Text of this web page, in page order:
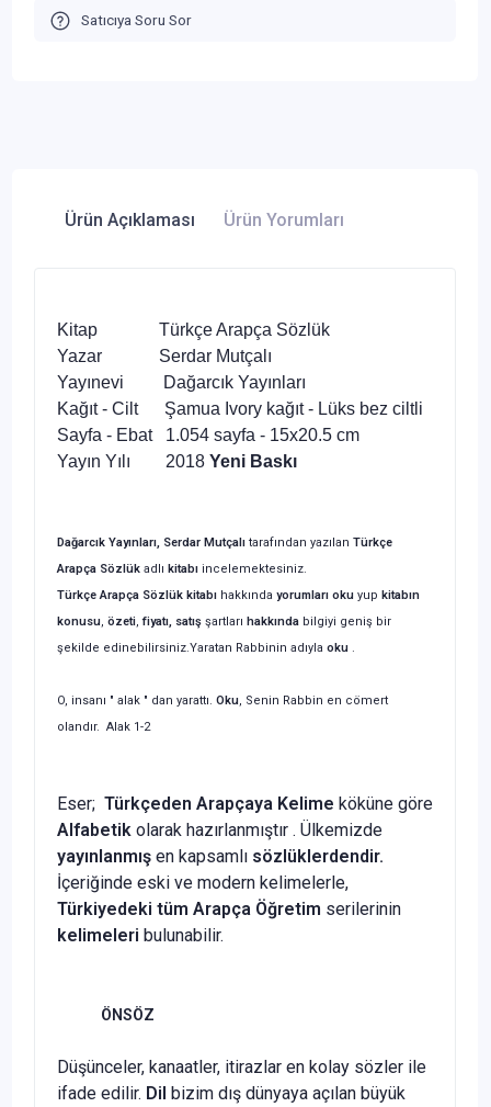
Satıcıya Soru Sor
Ürün Açıklaması Ürün Yorumları
Kitap Türkçe Arapça Sözlük
Yazar Serdar Mutçalı
Yayınevi Dağarcık Yayınları
Kağıt - Cilt Şamua Ivory kağıt - Lüks bez ciltli
Sayfa - Ebat 1.054 sayfa - 15x20.5 cm
Yayın Yılı 2018 Yeni Baskı
Dağarcık Yayınları, Serdar Mutçalı tarafından yazılan Türkçe
Arapça Sözlük adlı kitabı incelemektesiniz.
Türkçe Arapça Sözlük kitabı hakkında yorumları oku yup kitabın
konusu, özeti,fiyatı, satış şartları hakkında bilgiyi geniş bir
şekilde edinebilirsiniz.Yaratan Rabbinin adıyla oku .
O, insanı " alak " dan yarattı. Oku, Senin Rabbin en cömert
olandır. Alak 1-2
Eser; Türkçeden Arapçaya Kelime köküne göre
Alfabetik olarak hazırlanmıştır . Ülkemizde
yayınlanmış en kapsamlı sözlüklerdendir.
İçeriğinde eski ve modern kelimelerle,
Türkiyedeki tüm Arapça Öğretim serilerinin
kelimeleri bulunabilir.
ÖNSÖZ
Düşünceler, kanaatler, itirazlar en kolay sözler ile
ifade edilir. Dil bizim dış dünyaya açılan büyük